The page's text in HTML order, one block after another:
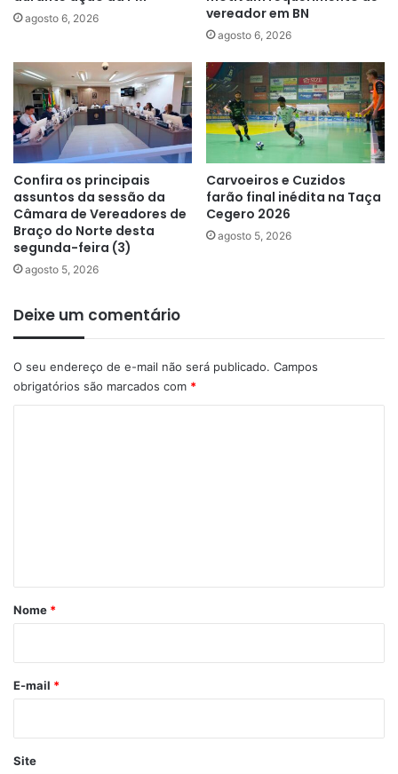
agosto 6, 2026
vereador em BN
agosto 6, 2026
Confira os principais
assuntos da sessão da
Câmara de Vereadores de
Braço do Norte desta
segunda-feira (3)
agosto 5, 2026
Carvoeiros e Cuzidos
farão final inédita na Taça
Cegero 2026
agosto 5, 2026
Deixe um comentário
O seu endereço de e-mail não será publicado. Campos
obrigatórios são marcados com *
r
*
Nome *
E-mail *
Site